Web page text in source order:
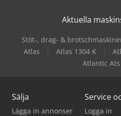
Aktuella
Stöt-, drag- &
Atlas
Atlas 1304 K
Atlantic Ats
Sälja
Lägga in annonser
Service
Logga in